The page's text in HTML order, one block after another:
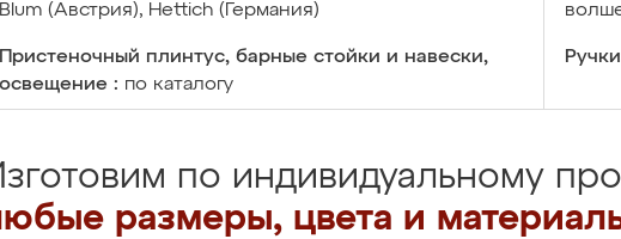
Blum (Австрия), Hettich (Германия)
Пристеночный плинтус, барные стойки и навески,
освещение : по каталогу
по индивидуальному
размеры, цвета и